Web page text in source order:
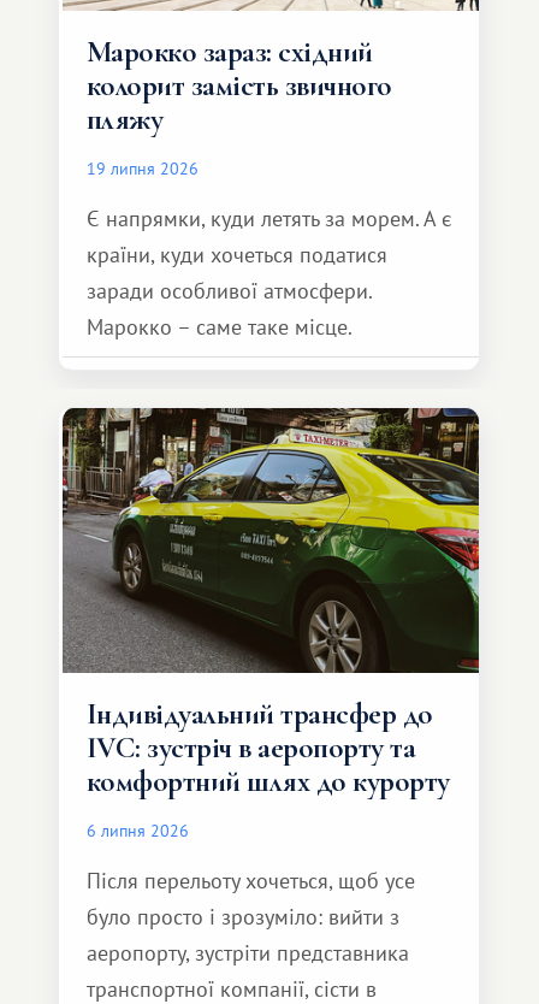
Марокко зараз: східний
колорит замість звичного
пляжу
19 липня 2026
Є напрямки, куди летять за морем. А є
країни, куди хочеться податися
заради особливої ​​атмосфери.
Марокко – саме таке місце.
Індивідуальний трансфер до
IVC: зустріч в аеропорту та
комфортний шлях до курорту
6 липня 2026
Після перельоту хочеться, щоб усе
було просто і зрозуміло: вийти з
аеропорту, зустріти представника
транспортної компанії, сісти в